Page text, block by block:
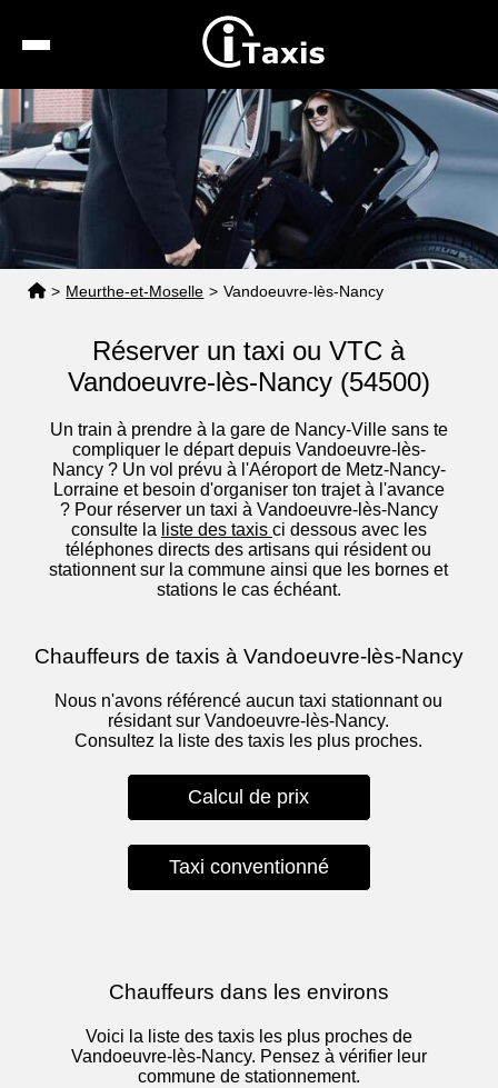
Recherche
Calcul de tarif
Taxis conventionnés
Espace pro
> Meurthe-et-Moselle > Vandoeuvre-lès-Nancy
Réserver un taxi ou VTC à
Vandoeuvre-lès-Nancy (54500)
Un train à prendre à la gare de Nancy-Ville sans te
compliquer le départ depuis Vandoeuvre-lès-
Nancy ? Un vol prévu à l'Aéroport de Metz-Nancy-
Lorraine et besoin d'organiser ton trajet à l'avance
? Pour réserver un taxi à Vandoeuvre-lès-Nancy
consulte la liste des taxis ci dessous avec les
téléphones directs des artisans qui résident ou
stationnent sur la commune ainsi que les bornes et
stations le cas échéant.
Chauffeurs de taxis à Vandoeuvre-lès-Nancy
Nous n'avons référencé aucun taxi stationnant ou
résidant sur Vandoeuvre-lès-Nancy.
Consultez la liste des taxis les plus proches.
Calcul de prix
Taxi conventionné
Chauffeurs dans les environs
Voici la liste des taxis les plus proches de
Vandoeuvre-lès-Nancy. Pensez à vérifier leur
commune de stationnement.